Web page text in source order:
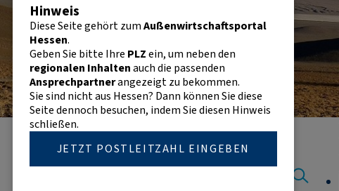
Hinweis
Diese Seite gehört zumAußenwirtschaftsportal
Hessen.
Geben Sie bitte Ihre PLZein, um neben den
regionalen Inhaltenauch die passenden
Ansprechpartnerangezeigt zu bekommen.
Sie sind nicht aus Hessen? Dann können Sie diese
Seite dennoch besuchen, indem Sie diesen Hinweis
schließen.
JETZT POSTLEITZAHL EINGEBEN